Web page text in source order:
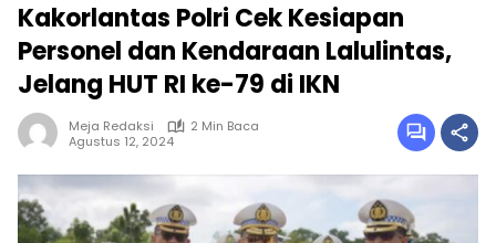
Kakorlantas Polri Cek Kesiapan
Personel dan Kendaraan Lalulintas,
Jelang HUT RI ke-79 di IKN
Meja Redaksi
2 Min Baca
Agustus 12, 2024